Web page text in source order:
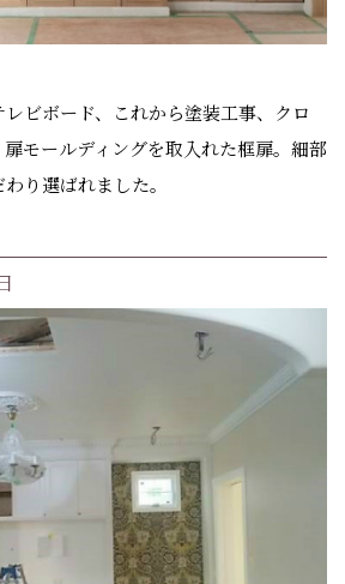
ビボード、これから塗装工事、クロ
モールディングを取入れた框扉。細部
り選ばれました。